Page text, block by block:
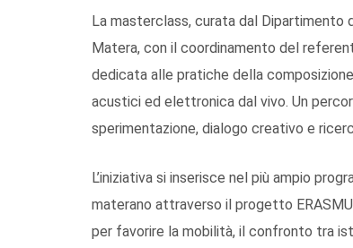
La masterclass, curata dal Dipartimento
Matera, con il coordinamento del
dedicata alle pratiche della
acustici ed elettronica dal vivo. Un
sperimentazione, dialogo creativo e
L’iniziativa si inserisce nel più ampio
materano attraverso il progetto
per favorire la mobilità, il confronto tra